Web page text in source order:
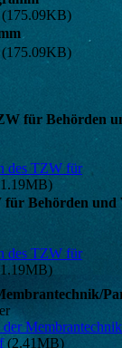
für Behörden
des TZW für
für Behörden und
des TZW für
(2.41MB)